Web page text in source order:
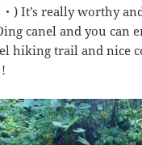
) It’s really worthy
canel and you can
hiking trail and nice